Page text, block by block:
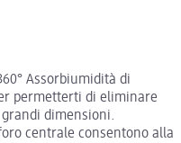
Assorbiumidità di
permetterti di eliminare
dimensioni.
centrale consentono alla